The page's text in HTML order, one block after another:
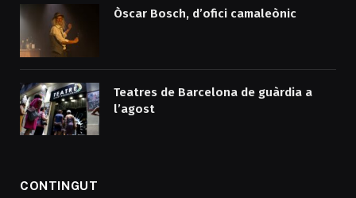
Òscar Bosch, d’ofici camaleònic
Teatres de Barcelona de guàrdia a
l’agost
CONTINGUT